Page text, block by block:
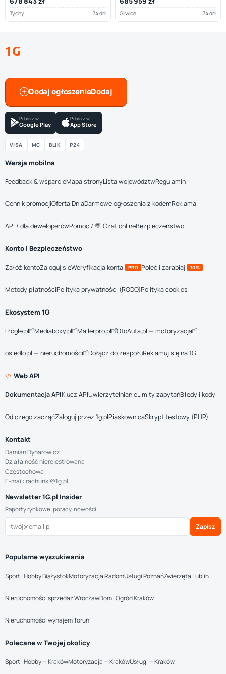
Tychy 74 dni Gliwice 74 dni
1G
Dodaj ogłoszenie
Pobierz w
Google Play
Pobierz w
App Store
VISA MC BLIK P24
Wersja mobilna
Feedback & wsparcieMapa stronyLista województwRegulamin
Cennik promocjiOferta DniaDarmowe ogłoszenia z kodemReklama
API / dla deweloperówPomoc / 💬 Czat onlineBezpieczeństwo
Konto i Bezpieczeństwo
Załóż kontoZaloguj sięWeryfikacja konta PRO Poleć i zarabiaj 10%
Metody płatnościPolityka prywatności (RODO)Polityka cookies
Ekosystem 1G
Frogle.pl Mediaboxy.pl Mailerpro.pl OtoAuta.pl — motoryzacja
osiedlo.pl — nieruchomości Dołącz do zespołuReklamuj się na 1G
Web API
Dokumentacja APIKlucz APIUwierzytelnianieLimity zapytańBłędy i kody
Od czego zacząćZaloguj przez 1g.plPiaskownicaSkrypt testowy (PHP)
Kontakt
Damian Dynarowicz
Działalność nierejestrowana
Częstochowa
E-mail: rachunki@1g.pl
Newsletter 1G.pl Insider
Raporty rynkowe, porady, nowości.
Zapisz
Popularne wyszukiwania
Sport i Hobby BiałystokMotoryzacja RadomUsługi PoznańZwierzęta Lublin
Nieruchomości sprzedaż WrocławDom i Ogród Kraków
Nieruchomości wynajem Toruń
Polecane w Twojej okolicy
Sport i Hobby — KrakówMotoryzacja — KrakówUsługi — Kraków